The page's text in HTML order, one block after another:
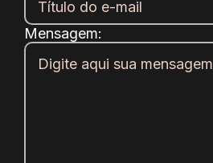
Mensagem: